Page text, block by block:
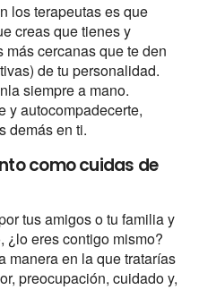
los terapeutas es que
creas que tienes y
cercanas que te den
de tu personalidad.
siempre a mano.
y autocompadecerte,
demás en ti.
como cuidas de
tus amigos o tu familia y
¿lo eres contigo mismo?
manera en la que tratarías
preocupación, cuidado y,